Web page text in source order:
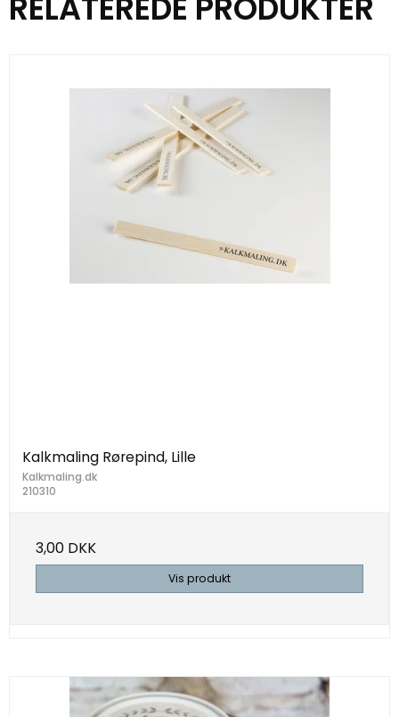
Kalkmaling Rørepind, Lille
Kalkmaling.dk
210310
3,00 DKK
Vis produkt